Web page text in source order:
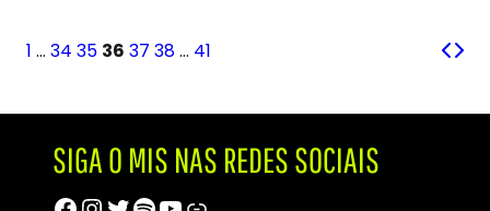
1 … 34 35 36 37 38… 41
SIGA O MIS NAS REDES SOCIAIS